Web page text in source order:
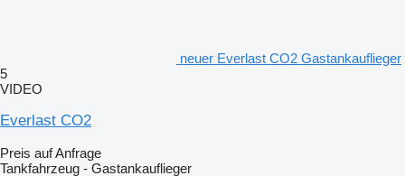
neuer Everlast CO2 Gastankauflieger
5
VIDEO
Everlast CO2
Preis auf Anfrage
Tankfahrzeug - Gastankauflieger